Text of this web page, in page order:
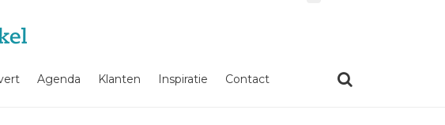
Agenda Klanten Inspiratie Contact